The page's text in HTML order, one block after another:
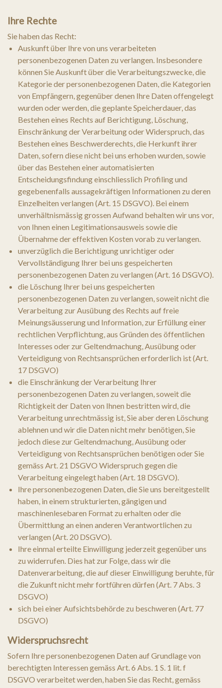
Ihre Rechte
Sie haben das Recht:
Auskunft über Ihre von uns verarbeiteten
personenbezogenen Daten zu verlangen. Insbesondere
können Sie Auskunft über die Verarbeitungszwecke, die
Kategorie der personenbezogenen Daten, die Kategorien
von Empfängern, gegenüber denen Ihre Daten offengelegt
wurden oder werden, die geplante Speicherdauer, das
Bestehen eines Rechts auf Berichtigung, Löschung,
Einschränkung der Verarbeitung oder Widerspruch, das
Bestehen eines Beschwerderechts, die Herkunft ihrer
Daten, sofern diese nicht bei uns erhoben wurden, sowie
über das Bestehen einer automatisierten
Entscheidungsfindung einschliesslich Profiling und
gegebenenfalls aussagekräftigen Informationen zu deren
Einzelheiten verlangen (Art. 15 DSGVO). Bei einem
unverhältnismässig grossen Aufwand behalten wir uns vor,
von Ihnen einen Legitimationsausweis sowie die
Übernahme der effektiven Kosten vorab zu verlangen.
unverzüglich die Berichtigung unrichtiger oder
Vervollständigung Ihrer bei uns gespeicherten
personenbezogenen Daten zu verlangen (Art. 16 DSGVO).
die Löschung Ihrer bei uns gespeicherten
personenbezogenen Daten zu verlangen, soweit nicht die
Verarbeitung zur Ausübung des Rechts auf freie
Meinungsäusserung und Information, zur Erfüllung einer
rechtlichen Verpflichtung, aus Gründen des öffentlichen
Interesses oder zur Geltendmachung, Ausübung oder
Verteidigung von Rechtsansprüchen erforderlich ist (Art.
17 DSGVO)
die Einschränkung der Verarbeitung Ihrer
personenbezogenen Daten zu verlangen, soweit die
Richtigkeit der Daten von Ihnen bestritten wird, die
Verarbeitung unrechtmässig ist, Sie aber deren Löschung
ablehnen und wir die Daten nicht mehr benötigen, Sie
jedoch diese zur Geltendmachung, Ausübung oder
Verteidigung von Rechtsansprüchen benötigen oder Sie
gemäss Art. 21 DSGVO Widerspruch gegen die
Verarbeitung eingelegt haben (Art. 18 DSGVO).
Ihre personenbezogenen Daten, die Sie uns bereitgestellt
haben, in einem strukturierten, gängigen und
maschinenlesebaren Format zu erhalten oder die
Übermittlung an einen anderen Verantwortlichen zu
verlangen (Art. 20 DSGVO).
Ihre einmal erteilte Einwilligung jederzeit gegenüber uns
zu widerrufen. Dies hat zur Folge, dass wir die
Datenverarbeitung, die auf dieser Einwilligung beruhte, für
die Zukunft nicht mehr fortführen dürfen (Art. 7 Abs. 3
DSGVO)
sich bei einer Aufsichtsbehörde zu beschweren (Art. 77
DSGVO)
Widerspruchsrecht
Sofern Ihre personenbezogenen Daten auf Grundlage von
berechtigten Interessen gemäss Art. 6 Abs. 1 S. 1 lit. f
DSGVO verarbeitet werden, haben Sie das Recht, gemäss